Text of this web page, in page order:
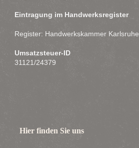
Eintragung im Handwerksregister
Register: Handwerkskammer Karlsruhe
Umsatzsteuer-ID
31121/24379
Hier finden Sie uns